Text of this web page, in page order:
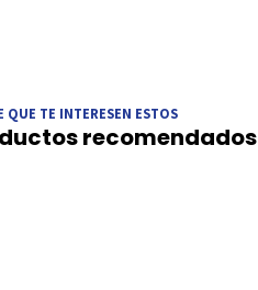
QUE TE INTERESEN ESTOS
recomendados